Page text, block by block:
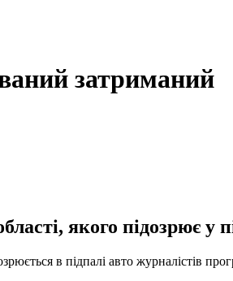
затриманий
якого підозрює у
в підпалі авто журналістів